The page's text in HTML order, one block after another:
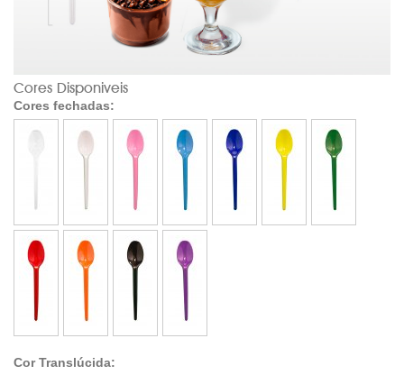
Cores Disponiveis
Cores fechadas:
Cor Translúcida: